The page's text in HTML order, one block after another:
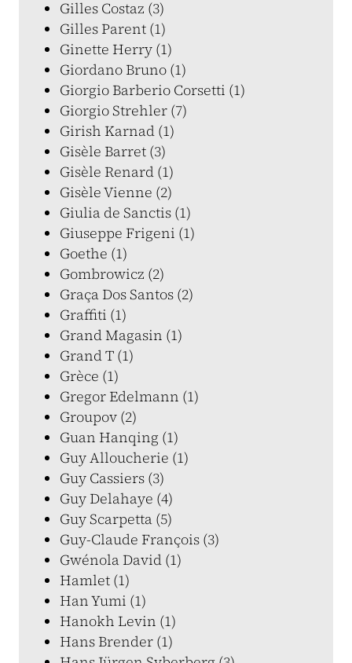
Gilles Costaz (3)
Gilles Parent (1)
Ginette Herry (1)
Giordano Bruno (1)
Giorgio Barberio Corsetti (1)
Giorgio Strehler (7)
Girish Karnad (1)
Gisèle Barret (3)
Gisèle Renard (1)
Gisèle Vienne (2)
Giulia de Sanctis (1)
Giuseppe Frigeni (1)
Goethe (1)
Gombrowicz (2)
Graça Dos Santos (2)
Graffiti (1)
Grand Magasin (1)
Grand T (1)
Grèce (1)
Gregor Edelmann (1)
Groupov (2)
Guan Hanqing (1)
Guy Alloucherie (1)
Guy Cassiers (3)
Guy Delahaye (4)
Guy Scarpetta (5)
Guy-Claude François (3)
Gwénola David (1)
Hamlet (1)
Han Yumi (1)
Hanokh Levin (1)
Hans Brender (1)